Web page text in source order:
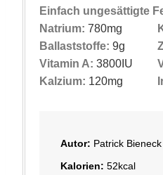
Einfach ungesättigte
Natrium: 780mg
Ballaststoffe: 9g
Vitamin A: 3800 IU
Kalzium: 120mg
Autor: Patrick Bieneck
Kalorien: 52kcal